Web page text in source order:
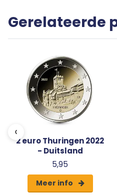
Gerelateerde
‹
2 euro Thuringen 2022
- Duitsland
5,95
Meer info